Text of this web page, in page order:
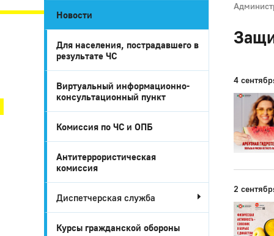
Город Глазов
Новости
Для населения, пострадавшего в
результате ЧС
Виртуальный информационно-
консультационный пункт
Комиссия по ЧС и ОПБ
Антитеррористическая
комиссия
Диспетчерская служба
Курсы гражданской обороны
4
2